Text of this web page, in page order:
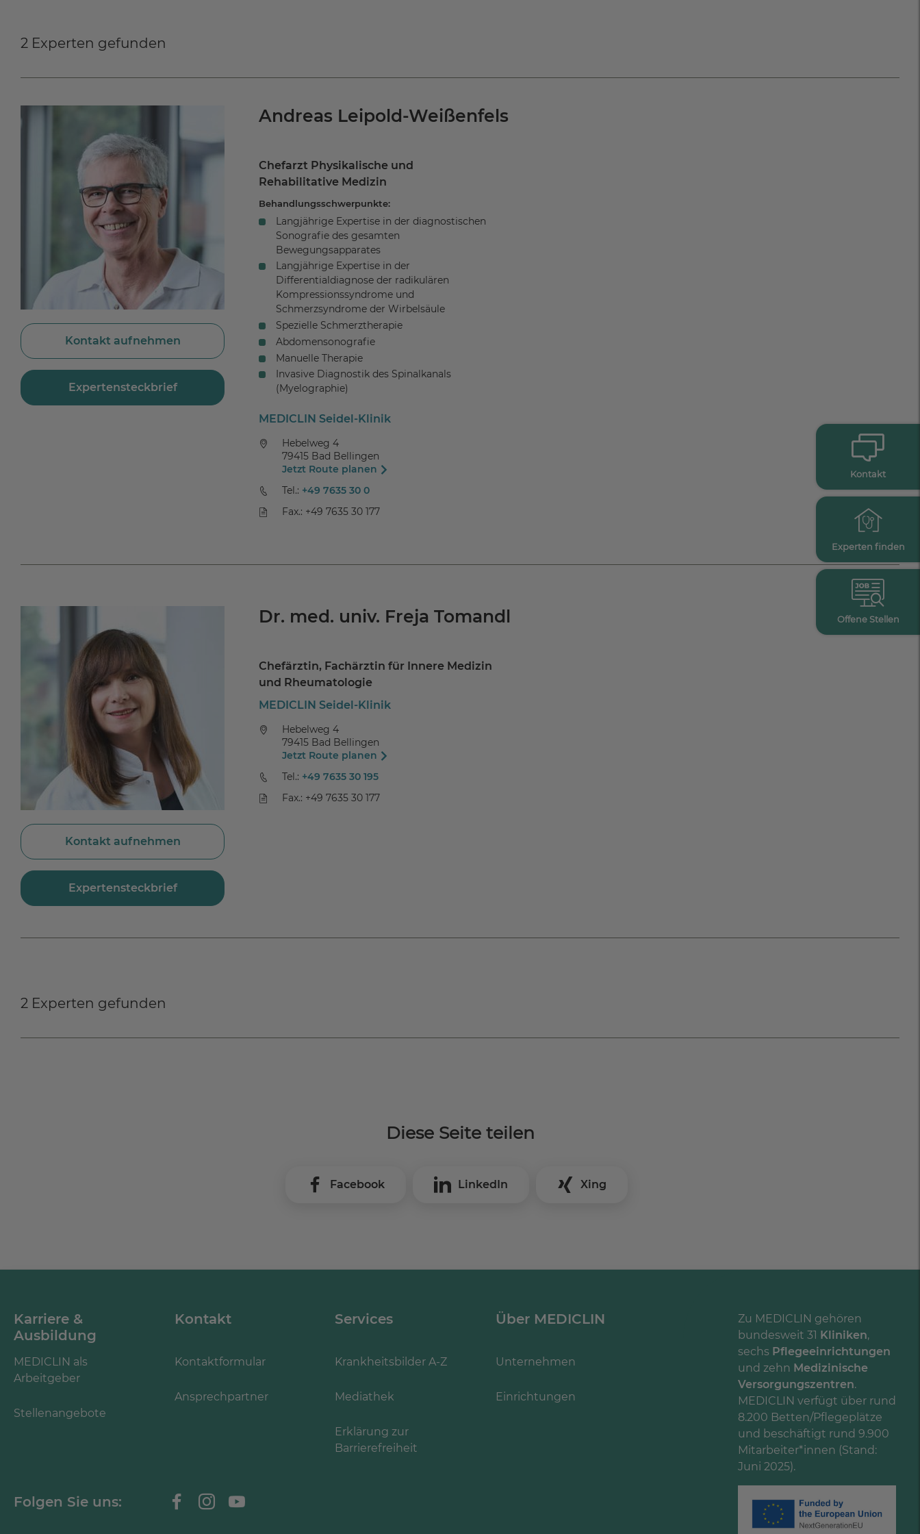
2 Experten gefunden
Kontakt aufnehmen
Expertensteckbrief
Andreas Leipold-Weißenfels
Chefarzt Physikalische und
Rehabilitative Medizin
Behandlungsschwerpunkte:
Langjährige Expertise in der diagnostischen
Sonografie des gesamten
Bewegungsapparates
Langjährige Expertise in der
Differentialdiagnose der radikulären
Kompressionssyndrome und
Schmerzsyndrome der Wirbelsäule
Spezielle Schmerztherapie
Abdomensonografie
Manuelle Therapie
Invasive Diagnostik des Spinalkanals
(Myelographie)
MEDICLIN Seidel-Klinik
Hebelweg 4
79415 Bad Bellingen
Jetzt Route planen
Tel.: +49 7635 30 0
Fax.: +49 7635 30 177
Kontakt aufnehmen
Expertensteckbrief
Dr. med. univ. Freja Tomandl
Chefärztin, Fachärztin für Innere Medizin
und Rheumatologie
MEDICLIN Seidel-Klinik
Hebelweg 4
79415 Bad Bellingen
Jetzt Route planen
Tel.: +49 7635 30 195
Fax.: +49 7635 30 177
2 Experten gefunden
Diese Seite teilen
Facebook LinkedIn Xing
Karriere &
Ausbildung
MEDICLIN als
Arbeitgeber
Stellenangebote
Kontakt
Kontaktformular
Ansprechpartner
Services
Krankheitsbilder A-Z
Mediathek
Erklärung zur
Barrierefreiheit
Über MEDICLIN
Unternehmen
Einrichtungen
Folgen Sie uns:
Zu MEDICLIN gehören
bundesweit 31 Kliniken,
sechs Pflegeeinrichtungen
und zehn Medizinische
Versorgungszentren.
MEDICLIN verfügt über rund
8.200 Betten/Pflegeplätze
und beschäftigt rund 9.900
Mitarbeiter*innen (Stand:
Juni 2025).
Kontakt
Experten finden
Offene Stellen